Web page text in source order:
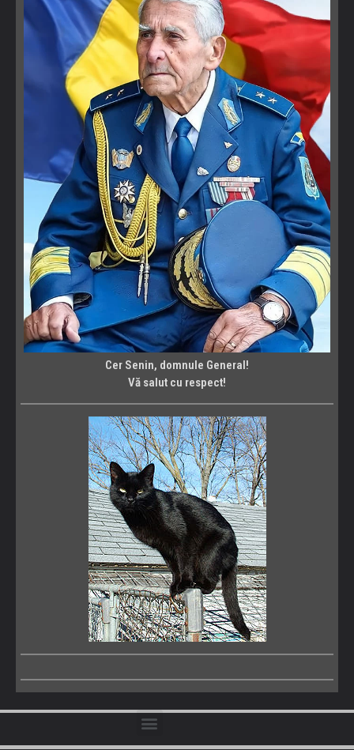
Cer Senin, domnule General!
Vă salut cu respect!